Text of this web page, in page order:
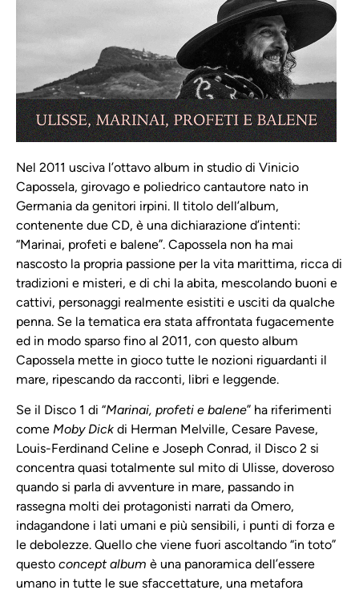
Nel 2011 usciva l’ottavo album in studio di Vinicio
Capossela, girovago e poliedrico cantautore nato in
Germania da genitori irpini. Il titolo dell’album,
contenente due CD, è una dichiarazione d’intenti:
“Marinai, profeti e balene”. Capossela non ha mai
nascosto la propria passione per la vita marittima, ricca di
tradizioni e misteri, e di chi la abita, mescolando buoni e
cattivi, personaggi realmente esistiti e usciti da qualche
penna. Se la tematica era stata affrontata fugacemente
ed in modo sparso fino al 2011, con questo album
Capossela mette in gioco tutte le nozioni riguardanti il
mare, ripescando da racconti, libri e leggende.
Se il Disco 1 di “Marinai, profeti e balene” ha riferimenti
come Moby Dick di Herman Melville, Cesare Pavese,
Louis-Ferdinand Celine e Joseph Conrad, il Disco 2 si
concentra quasi totalmente sul mito di Ulisse, doveroso
quando si parla di avventure in mare, passando in
rassegna molti dei protagonisti narrati da Omero,
indagandone i lati umani e più sensibili, i punti di forza e
le debolezze. Quello che viene fuori ascoltando “in toto”
questo concept album è una panoramica dell’essere
umano in tutte le sue sfaccettature, una metafora